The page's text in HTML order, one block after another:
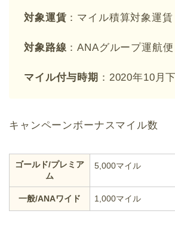
対象運賃 ：マイル積算対象運賃
対象路線 ：ANAグループ運航便
マイル付与時期 ：2020年10月
キャンペーンボーナスマイル数
ゴールド/プレミア
ム
5,000マイル
一般/ANAワイド 1,000マイル